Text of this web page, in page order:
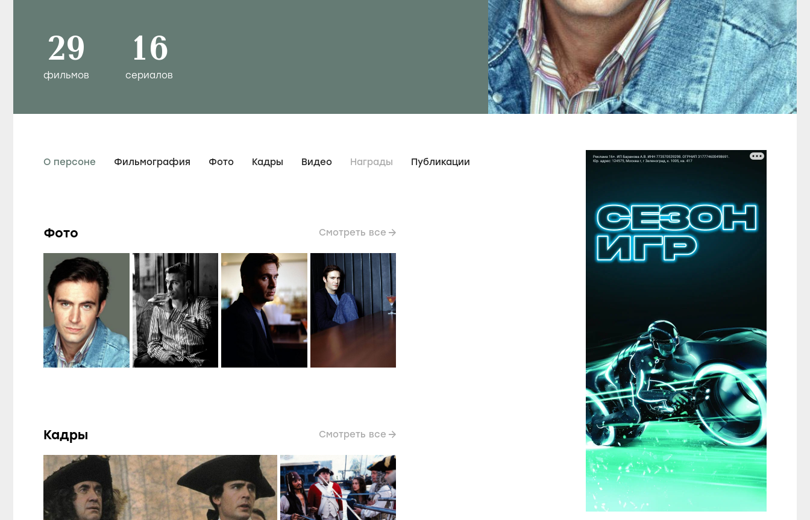
29
фильмов
16
сериалов
О персоне Фильмография Фото Кадры Видео Награды Публикации
Фото Смотреть все
Кадры Смотреть все